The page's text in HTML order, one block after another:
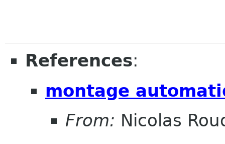
References:
montage
From: Nicolas